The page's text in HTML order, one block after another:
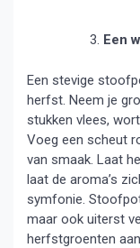
Een
Een stevige
herfst. Neem je
stukken vlees,
Voeg een scheut
van smaak. Laat
laat de aroma’s
symfonie.
maar ook uiterst
herfstgroenten